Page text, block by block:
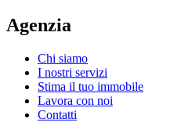
Agenzia
Chi siamo
I nostri servizi
Stima il tuo immobile
Lavora con noi
Contatti